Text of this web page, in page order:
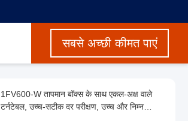
सबसे अच्छी कीमत पाएं
1FV600-W तापमान बॉक्स के साथ एकल-अक्ष वाले
टर्नटेबल, उच्च-सटीक दर परीक्षण, उच्च और निम्न